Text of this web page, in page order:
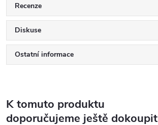
Recenze
Diskuse
Ostatní informace
K tomuto produktu
doporučujeme ještě dokoupit